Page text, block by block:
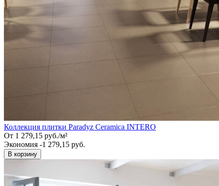
Коллекция плитки Paradyz Ceramica INTERO
От 1 279,15 руб./м²
Экономия -1 279,15 руб.
В корзину